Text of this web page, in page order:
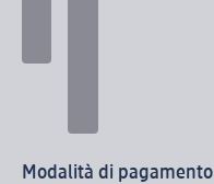
Modalità di pagamento